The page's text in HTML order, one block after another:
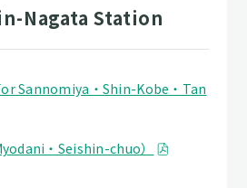
Nagata Station
Sannomiya・Shin-Kobe・Tan
・Seishin-chuo）